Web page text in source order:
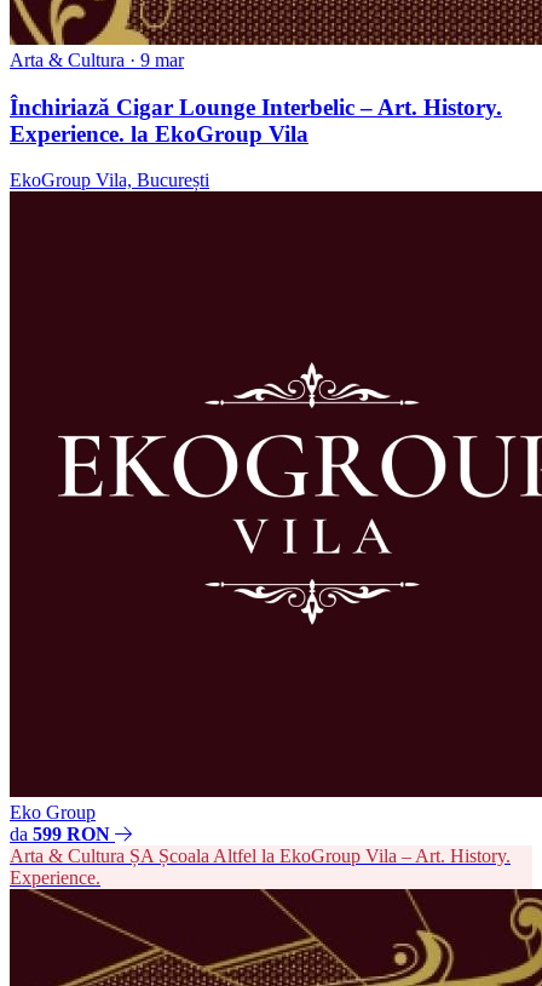
Arta & Cultura · 9 mar
Închiriază Cigar Lounge Interbelic – Art. History.
Experience. la EkoGroup Vila
EkoGroup Vila, București
Eko Group
da 599 RON
Arta & Cultura ȘA Școala Altfel la EkoGroup Vila – Art. History.
Experience.